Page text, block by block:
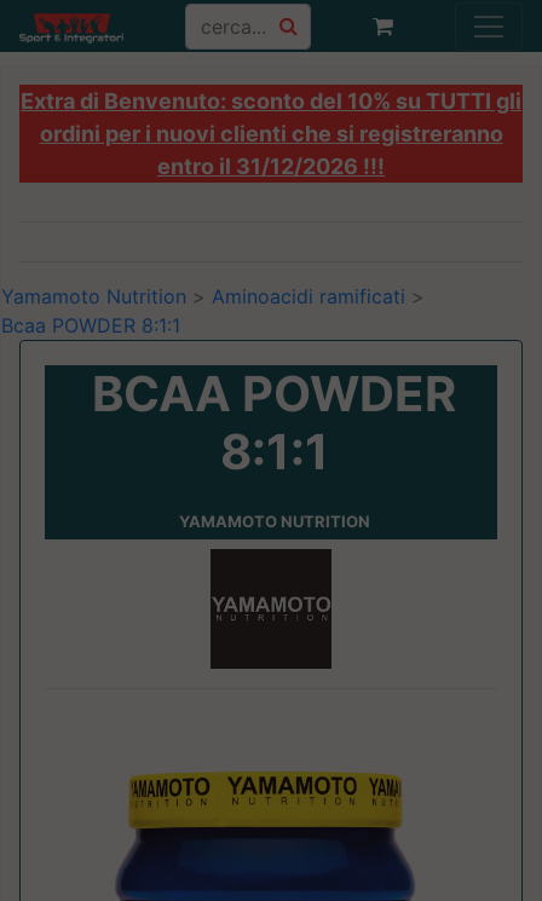
Extra di Benvenuto: sconto del 10% su TUTTI gli
ordini per i nuovi clienti che si registreranno
entro il 31/12/2026 !!!
Yamamoto Nutrition > Aminoacidi ramificati >
Bcaa POWDER 8:1:1
BCAA POWDER
8:1:1
YAMAMOTO NUTRITION